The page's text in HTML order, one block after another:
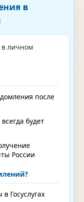
в
в личном
после
будет
России
Госуслугах